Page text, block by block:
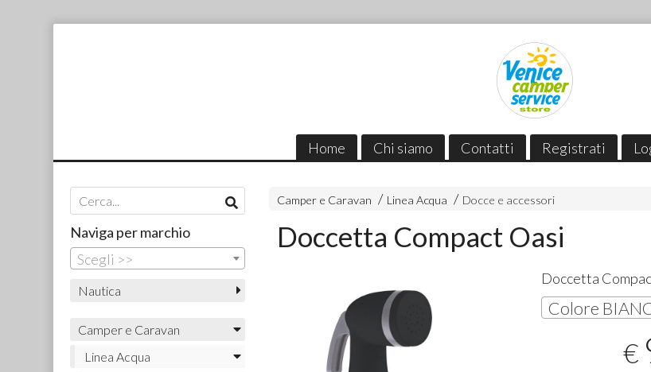
Home Chi siamo Contatti Registrati
Camper e Caravan Linea Acqua Docce e accessori
Doccetta Compact Oasi
Doccetta
Colore
€
Naviga per marchio
Scegli >>
Nautica
Camper e Caravan
Linea Acqua